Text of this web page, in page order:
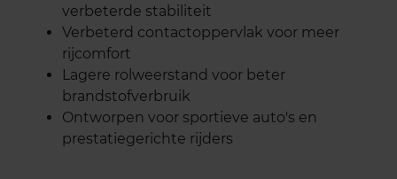
verbeterde stabiliteit
Verbeterd contactoppervlak voor meer
rijcomfort
Lagere rolweerstand voor beter
brandstofverbruik
Ontworpen voor sportieve auto's en
prestatiegerichte rijders